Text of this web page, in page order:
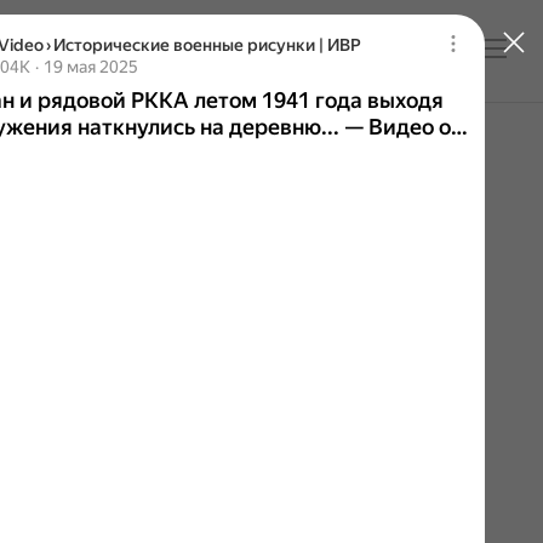
и рядовой РККА летом 1941 года выходя из
›Исторические военные рисунки | ИВР
просмотров
19 мая 2025
и рядовой РККА летом 1941 года выходя
наткнулись на деревню... — Видео от